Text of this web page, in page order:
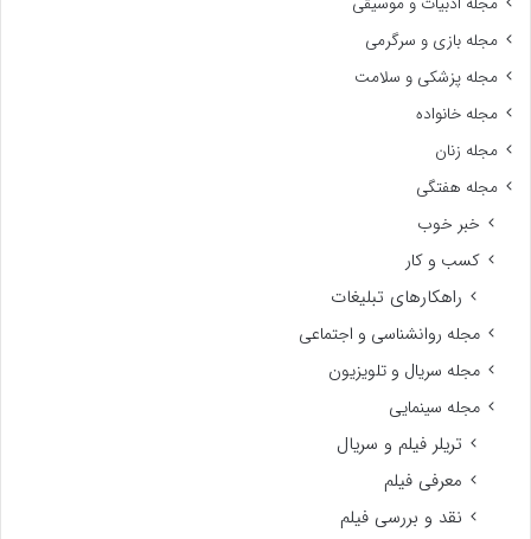
مجله بازی و سرگرمی
مجله پزشکی و سلامت
مجله خانواده
مجله زنان
مجله هفتگی
خبر خوب
کسب و کار
راهکارهای تبلیغات
مجله روانشناسی و اجتماعی
مجله سریال و تلویزیون
مجله سینمایی
تریلر فیلم و سریال
معرفی فیلم
نقد و بررسی فیلم